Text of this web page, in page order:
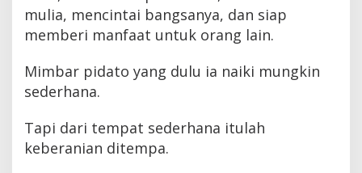
mulia, mencintai bangsanya, dan siap
memberi manfaat untuk orang lain.
Mimbar pidato yang dulu ia naiki mungkin
sederhana.
Tapi dari tempat sederhana itulah
keberanian ditempa.